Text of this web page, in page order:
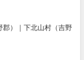
郡）｜下北山村（吉野